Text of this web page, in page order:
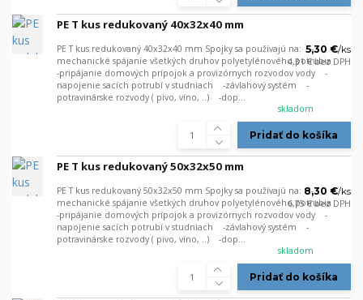
PE T kus redukovaný 40x32x40 mm
PE T kus redukovaný 40x32x40 mm Spojky sa používajú na: -
mechanické spájanie všetkých druhov polyetylénového potrubia
-pripájanie domových prípojok a provizórnych rozvodov vody -
napojenie sacích potrubí v studniach -závlahový systém -
potravinárske rozvody ( pivo, víno, ..) -dop...
5,30 €/ks
4,31 €bez DPH
skladom
Pridať do košíka
PE T kus redukovaný 50x32x50 mm
PE T kus redukovaný 50x32x50 mm Spojky sa používajú na: -
mechanické spájanie všetkých druhov polyetylénového potrubia
-pripájanie domových prípojok a provizórnych rozvodov vody -
napojenie sacích potrubí v studniach -závlahový systém -
potravinárske rozvody ( pivo, víno, ..) -dop...
8,30 €/ks
6,75 €bez DPH
skladom
Pridať do košíka